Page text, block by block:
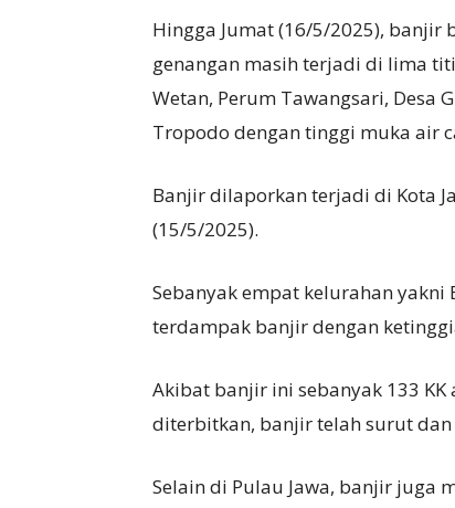
Hingga Jumat (16/5/2025),
genangan masih terjadi di lima
Wetan, Perum Tawangsari, Desa
Tropodo dengan tinggi muka air
Banjir dilaporkan terjadi di Kota
(15/5/2025).
Sebanyak empat kelurahan yakni
terdampak banjir dengan
Akibat banjir ini sebanyak 133
diterbitkan, banjir telah surut
Selain di Pulau Jawa, banjir juga